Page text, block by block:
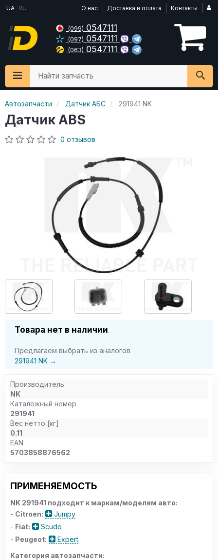
UA RU О нас Доставка и оплата Контакты
(099) 0547111
(097) 0547111
(063) 0547111
Найти запчасть
Автозапчасти Датчик АБС 291941 NK
Датчик ABS
0 отзывов
Товара нет в наличии.
Предлагаем выбрать из аналогов
291941 NK →
Производитель
NK
Каталожный номер
291941
Вес нетто [кг]
0.11
EAN
5703858876562
ПРИМЕНЯЕМОСТЬ
NK 291941 подходит к маркам/моделям авто:
- Citroen:
Jumpy
- Fiat:
Scudo
- Peugeot:
Expert
Категория автозапчасти: